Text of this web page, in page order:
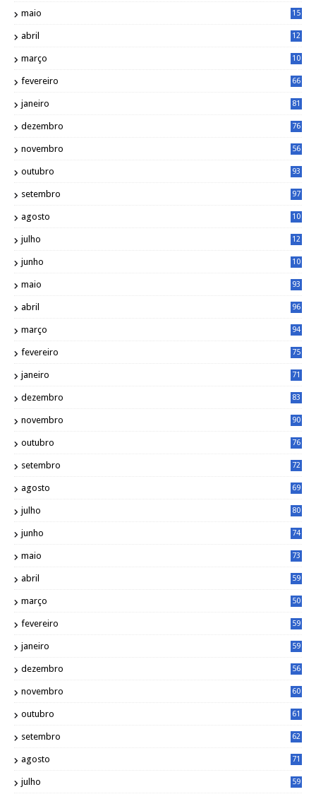
maio
15
abril
12
março
10
fevereiro 66
janeiro 81
dezembro 76
novembro 56
outubro 93
setembro 97
agosto
10
julho
12
junho
10
maio 93
abril 96
março 94
fevereiro 75
janeiro 71
dezembro 83
novembro 90
outubro 76
setembro 72
agosto 69
julho 80
junho 74
maio 73
abril 59
março 50
fevereiro 59
janeiro 59
dezembro 56
novembro 60
outubro 61
setembro 62
agosto 71
julho 59